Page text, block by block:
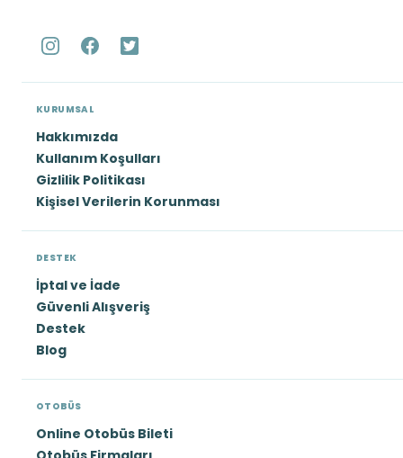
KURUMSAL
Hakkımızda
Kullanım Koşulları
Gizlilik Politikası
Kişisel Verilerin Korunması
DESTEK
İptal ve İade
Güvenli Alışveriş
Destek
Blog
OTOBÜS
Online Otobüs Bileti